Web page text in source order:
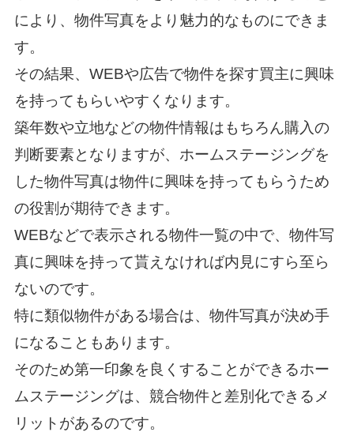
により、物件写真をより魅力的なものにできま
す。
その結果、WEBや広告で物件を探す買主に興味
を持ってもらいやすくなります。
築年数や立地などの物件情報はもちろん購入の
判断要素となりますが、ホームステージングを
した物件写真は物件に興味を持ってもらうため
の役割が期待できます。
WEBなどで表示される物件一覧の中で、物件写
真に興味を持って貰えなければ内見にすら至ら
ないのです。
特に類似物件がある場合は、物件写真が決め手
になることもあります。
そのため第一印象を良くすることができるホー
ムステージングは、競合物件と差別化できるメ
リットがあるのです。